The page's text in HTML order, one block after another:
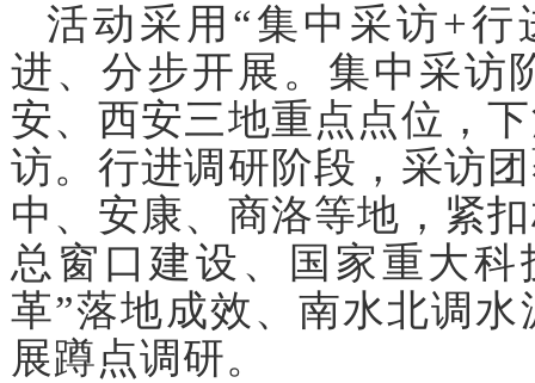
活动采用“集中采访+
进、分步开展。集中采访
安、西安三地重点点位，
访。行进调研阶段，采访
中、安康、商洛等地，紧
总窗口建设、国家重大
革”落地成效、南水北调
展蹲点调研。